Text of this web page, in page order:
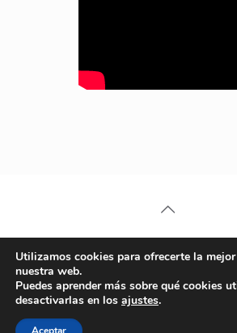
Chamada para a rede fixa
2022 © SERISTYLU
Utilizamos cookies para ofrecerte la
nuestra web.
Puedes aprender más sobre qué cookies
desactivarlas en los ajustes.